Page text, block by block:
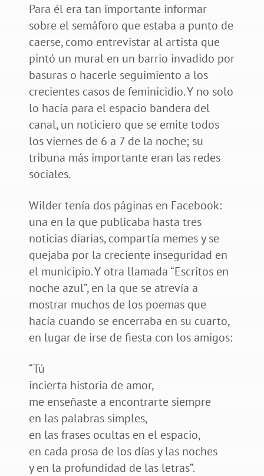
Para él era tan importante informar
sobre el semáforo que estaba a punto de
caerse, como entrevistar al artista que
pintó un mural en un barrio invadido por
basuras o hacerle seguimiento a los
crecientes casos de feminicidio. Y no solo
lo hacía para el espacio bandera del
canal, un noticiero que se emite todos
los viernes de 6 a 7 de la noche; su
tribuna más importante eran las redes
sociales.
Wilder tenía dos páginas en Facebook:
una en la que publicaba hasta tres
noticias diarias, compartía memes y se
quejaba por la creciente inseguridad en
el municipio. Y otra llamada “Escritos en
noche azul”, en la que se atrevía a
mostrar muchos de los poemas que
hacía cuando se encerraba en su cuarto,
en lugar de irse de fiesta con los amigos:
“Tú
incierta historia de amor,
me enseñaste a encontrarte siempre
en las palabras simples,
en las frases ocultas en el espacio,
en cada prosa de los días y las noches
y en la profundidad de las letras”.